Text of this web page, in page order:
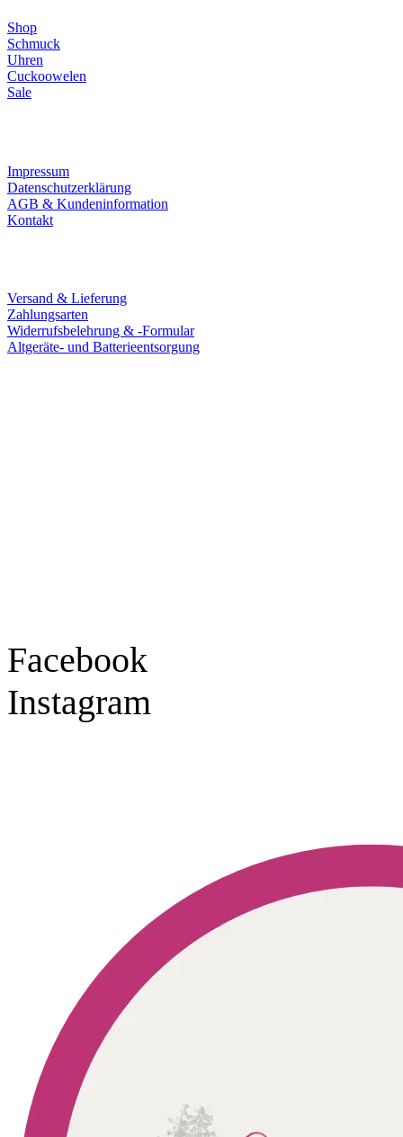
Shop
Schmuck
Uhren
Cuckoowelen
Sale
Impressum
Datenschutzerklärung
AGB & Kundeninformation
Kontakt
Versand & Lieferung
Zahlungsarten
Widerrufsbelehrung & -Formular
Altgeräte- und Batterieentsorgung
Facebook
Instagram